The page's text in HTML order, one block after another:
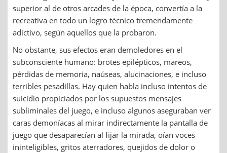
superior al de otros arcades de la época, convertía a la
recreativa en todo un logro técnico tremendamente
adictivo, según aquellos que la probaron.
No obstante, sus efectos eran demoledores en el
subconsciente humano: brotes epilépticos, mareos,
pérdidas de memoria, naúseas, alucinaciones, e incluso
terribles pesadillas. Hay quien habla incluso intentos de
suicidio propiciados por los supuestos mensajes
subliminales del juego, e incluso algunos aseguraban ver
caras demoníacas al mirar indirectamente la pantalla de
juego que desaparecían al fijar la mirada, oían voces
ininteligibles, gritos aterradores, quejidos de dolor o